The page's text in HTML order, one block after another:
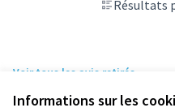
Informations sur les
Résultats
Voir tous les avis retirés